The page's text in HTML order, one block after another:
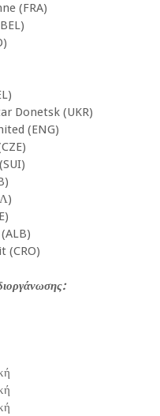
(FRA)
Donetsk (UKR)
(ENG)
(CRO)